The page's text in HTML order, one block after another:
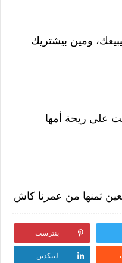
ومين بيشتريك
على ريحة أمها
ثمنها من عمرنا كاش
بنترست
لينكدين